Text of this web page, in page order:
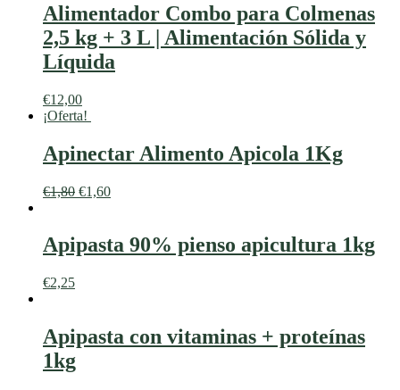
Alimentador Combo para Colmenas
2,5 kg + 3 L | Alimentación Sólida y
Líquida
€12,00
¡Oferta!
Apinectar Alimento Apicola 1Kg
€1,80 €1,60
Apipasta 90% pienso apicultura 1kg
€2,25
Apipasta con vitaminas + proteínas
1kg